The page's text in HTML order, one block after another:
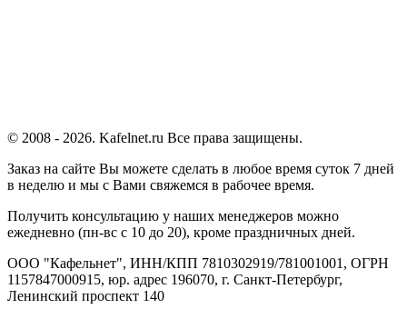
© 2008 - 2026. Kafelnet.ru Все права защищены.
Заказ на сайте Вы можете сделать в любое время суток 7 дней
в неделю и мы с Вами свяжемся в рабочее время.
Получить консультацию у наших менеджеров можно
ежедневно (пн-вс с 10 до 20), кроме праздничных дней.
ООО "Кафельнет", ИНН/КПП 7810302919/781001001, ОГРН
1157847000915, юр. адрес 196070, г. Санкт-Петербург,
Ленинский проспект 140